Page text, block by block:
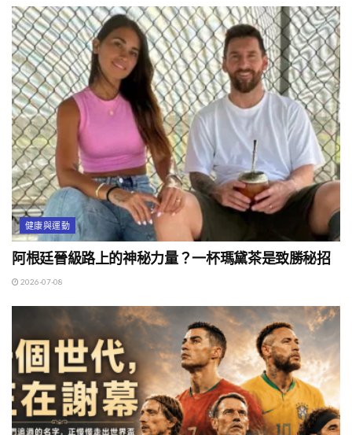
健康與運動
阿根廷晉級路上的神秘力量？一杯瑪黛茶是致勝秘招
2026-07-08